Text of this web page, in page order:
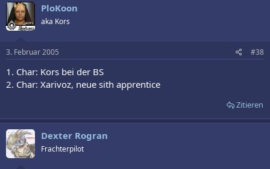
PloKoon
aka Kors
3. Februar 2005 #38
1. Char: Kors bei der BS
2. Char: Xarivoz, neue sith apprentice
Zitieren
Dexter Rogran
Frachterpilot